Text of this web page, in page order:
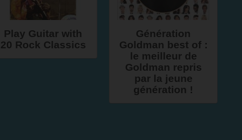
Play Guitar with
20 Rock Classics
Génération
Goldman best of :
le meilleur de
Goldman repris
par la jeune
génération !